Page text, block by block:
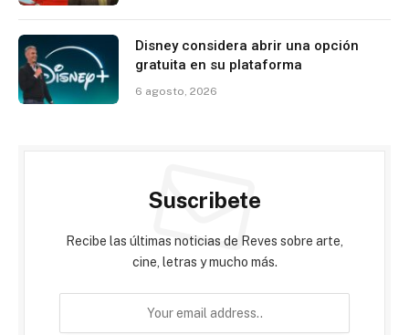
Disney considera abrir una opción
gratuita en su plataforma
6 agosto, 2026
Suscribete
Recibe las últimas noticias de Reves sobre arte,
cine, letras y mucho más.